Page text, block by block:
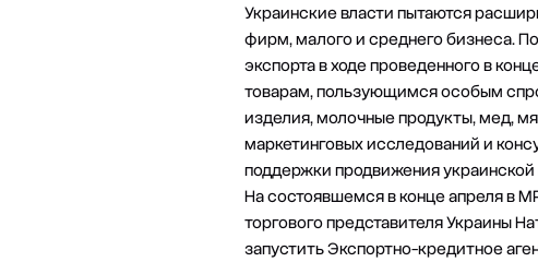
Украинские власти пытаются
фирм, малого и среднего бизнеса.
экспорта в ходе проведенного в
товарам, пользующимся особым
изделия, молочные продукты, мед,
маркетинговых исследований и
поддержки продвижения
На состоявшемся в конце апреля в
торгового представителя Украины
запустить Экспортно-кредитное